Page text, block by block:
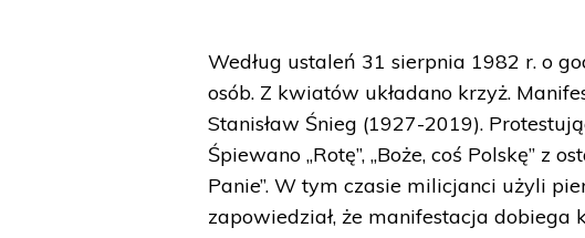
Według ustaleń 31 sierpnia 1982 r. o
osób. Z kwiatów układano krzyż.
Stanisław Śnieg (1927-2019).
Śpiewano „Rotę”, „Boże, coś Polskę” z
Panie”. W tym czasie milicjanci użyli
zapowiedział, że manifestacja dobiega